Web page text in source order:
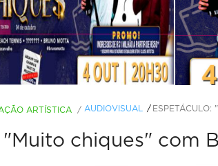
ARTÍSTICA / AUDIOVISUAL ESPETÁCULO:
"Muito chiques" com